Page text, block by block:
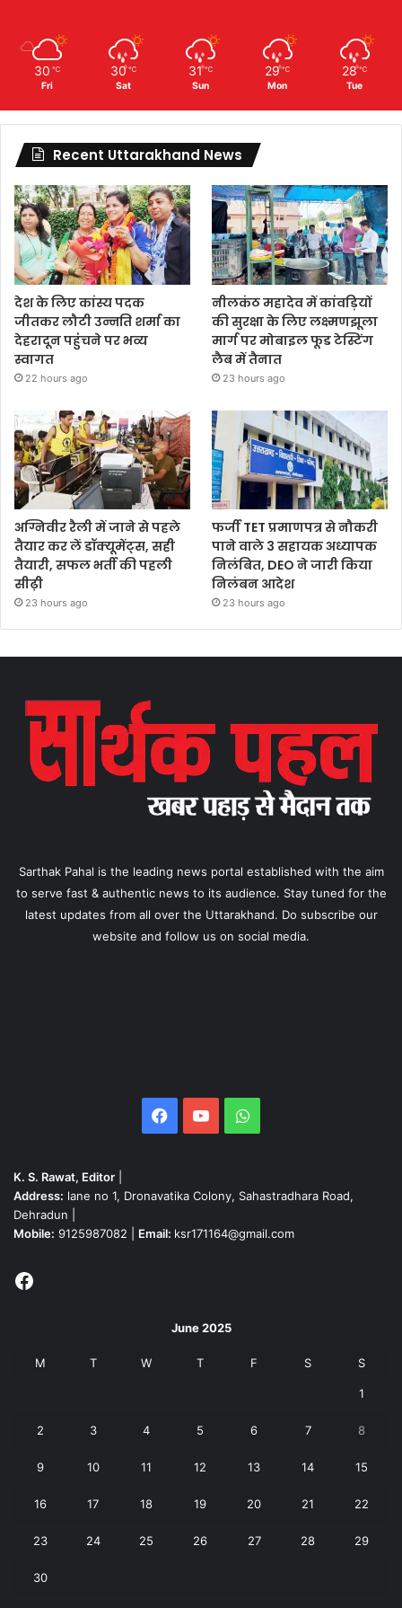
30 ℃
Fri
30 ℃
Sat
31 ℃
Sun
29 ℃
Mon
28 ℃
Tue
Recent Uttarakhand News
देश के लिए कांस्य पदक
जीतकर लौटी उन्नति शर्मा का
देहरादून पहुंंचने पर भव्य
स्वागत
22 hours ago
नीलकंठ महादेव में कांवड़ियों
की सुरक्षा के लिए लक्ष्मणझूला
मार्ग पर मोबाइल फूड टेस्टिंग
लैब में तैनात
23 hours ago
अग्निवीर रैली में जाने से पहले
तैयार कर लें डॉक्यूमेंट्स, सही
तैयारी, सफल भर्ती की पहली
सीढ़ी
23 hours ago
फर्जी TET प्रमाणपत्र से नौकरी
पाने वाले 3 सहायक अध्यापक
निलंबित, DEO ने जारी किया
निलंबन आदेश
23 hours ago
Sarthak Pahal is the leading news portal established with the aim
to serve fast & authentic news to its audience. Stay tuned for the
latest updates from all over the Uttarakhand. Do subscribe our
website and follow us on social media.
Facebook
YouTubeWhatsApp
K. S. Rawat, Editor
Address: lane no 1, Dronavatika Colony, Sahastradhara Road,
Dehradun |
Mobile: 9125987082 | Email: ksr171164@gmail.com
Facebook
June 2025
M T W T F S S
1
2 3 4 5 6 7 8
9 10 11 12 13 14 15
16 17 18 19 20 21 22
23 24 25 26 27 28 29
30